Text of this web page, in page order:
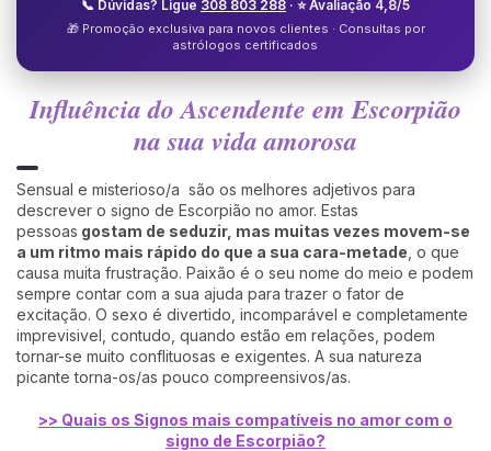
📞 Dúvidas? Ligue 308 803 288 · ⭐ Avaliação 4,8/5
🎁 Promoção exclusiva para novos clientes · Consultas por
astrólogos certificados
Influência do Ascendente em Escorpião
na sua vida amorosa
Sensual e misterioso/a são os melhores adjetivos para
descrever o signo de Escorpião no amor. Estas
pessoas gostam de seduzir, mas muitas vezes movem-se
a um ritmo mais rápido do que a sua cara-metade , o que
causa muita frustração. Paixão é o seu nome do meio e podem
sempre contar com a sua ajuda para trazer o fator de
excitação. O sexo é divertido, incomparável e completamente
imprevisivel, contudo, quando estão em relações, podem
tornar-se muito conflituosas e exigentes. A sua natureza
picante torna-os/as pouco compreensivos/as.
>> Quais os Signos mais compatíveis no amor com o
signo de Escorpião?